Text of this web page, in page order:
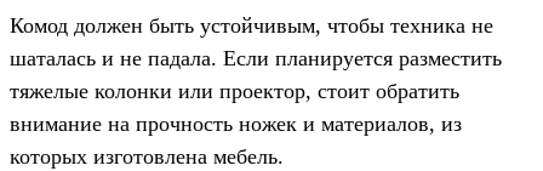
Комод должен быть устойчивым, чтобы техника не
шаталась и не падала. Если планируется разместить
тяжелые колонки или проектор, стоит обратить
внимание на прочность ножек и материалов, из
которых изготовлена мебель.